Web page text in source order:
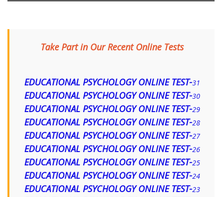
Take Part in Our Recent Online Tests
EDUCATIONAL PSYCHOLOGY ONLINE TEST-31
EDUCATIONAL PSYCHOLOGY ONLINE TEST-30
EDUCATIONAL PSYCHOLOGY ONLINE TEST-29
EDUCATIONAL PSYCHOLOGY ONLINE TEST-28
EDUCATIONAL PSYCHOLOGY ONLINE TEST-27
EDUCATIONAL PSYCHOLOGY ONLINE TEST-26
EDUCATIONAL PSYCHOLOGY ONLINE TEST-25
EDUCATIONAL PSYCHOLOGY ONLINE TEST-24
EDUCATIONAL PSYCHOLOGY ONLINE TEST-23